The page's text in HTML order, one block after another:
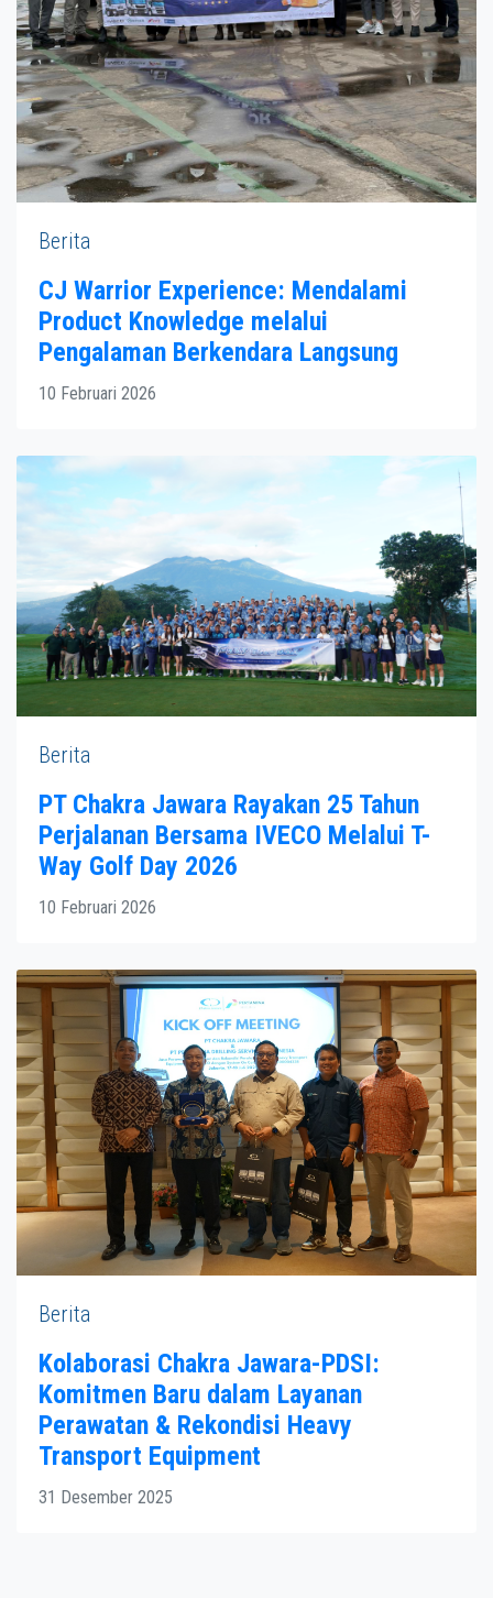
Berita
CJ Warrior Experience: Mendalami
Product Knowledge melalui
Pengalaman Berkendara Langsung
10 Februari 2026
Berita
PT Chakra Jawara Rayakan 25 Tahun
Perjalanan Bersama IVECO Melalui T-
Way Golf Day 2026
10 Februari 2026
Berita
Kolaborasi Chakra Jawara-PDSI:
Komitmen Baru dalam Layanan
Perawatan & Rekondisi Heavy
Transport Equipment
31 Desember 2025